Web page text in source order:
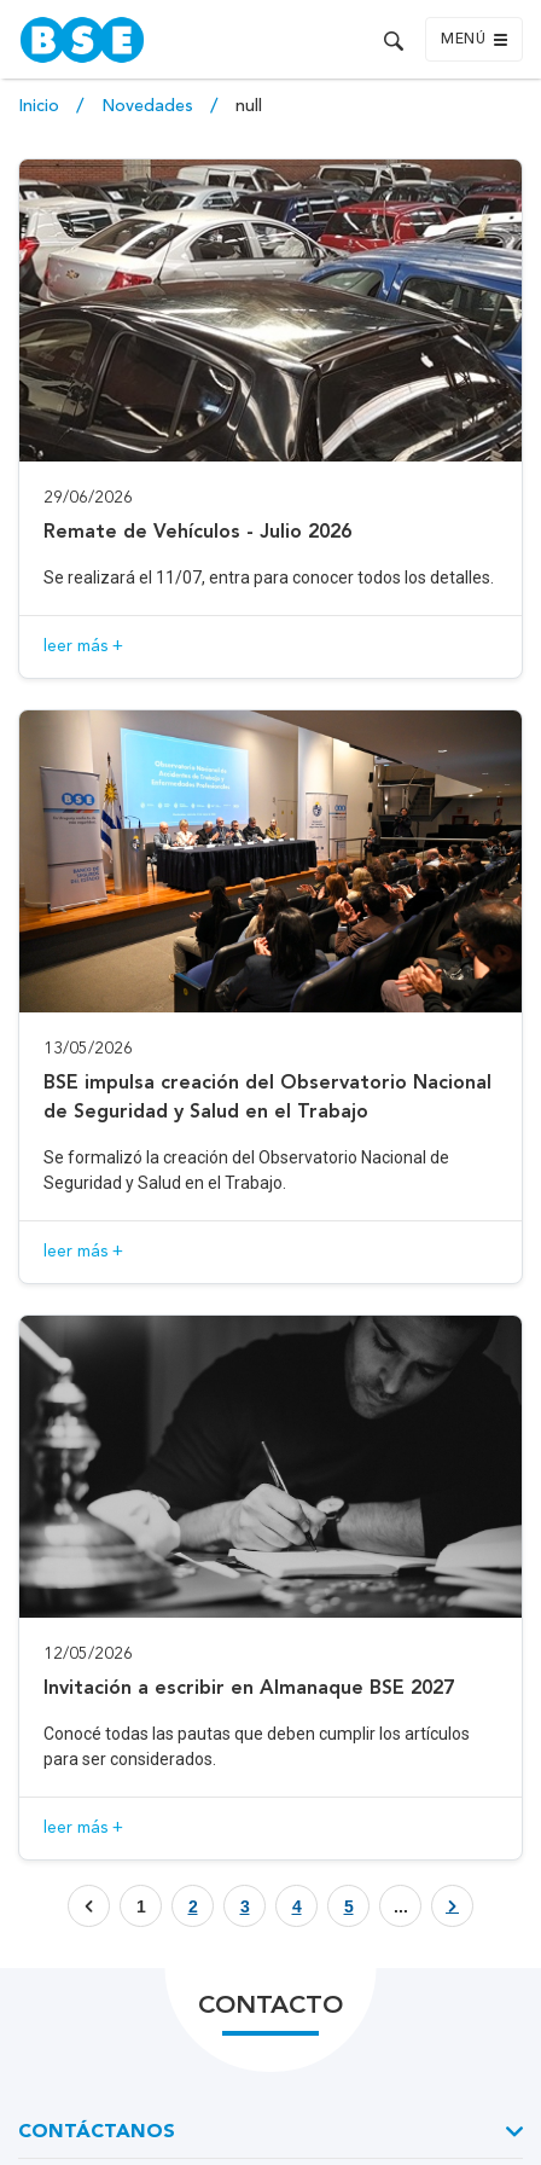
MENÚ
Inicio Novedades null
29/06/2026
Remate de Vehículos - Julio 2026
Se realizará el 11/07, entra para conocer todos los detalles.
leer más +
13/05/2026
BSE impulsa creación del Observatorio Nacional
de Seguridad y Salud en el Trabajo
Se formalizó la creación del Observatorio Nacional de
Seguridad y Salud en el Trabajo.
leer más +
12/05/2026
Invitación a escribir en Almanaque BSE 2027
Conocé todas las pautas que deben cumplir los artículos
para ser considerados.
leer más +
1 2 3 4 5 ...
CONTACTO
CONTÁCTANOS